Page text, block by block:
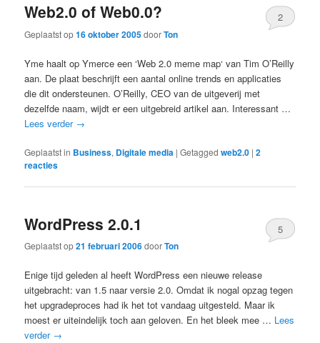
Web2.0 of Web0.0?
Geplaatst op16 oktober 2005doorTon
2
Yme haalt op Ymerce een ‘Web 2.0 meme map‘ van Tim O’Reilly
aan. De plaat beschrijft een aantal online trends en applicaties
die dit ondersteunen. O’Reilly, CEO van de uitgeverij met
dezelfde naam, wijdt er een uitgebreid artikel aan. Interessant …
Lees verder →
Geplaatst in Business, Digitale media |Getagged web2.0 |2
reacties
WordPress 2.0.1
Geplaatst op21 februari 2006doorTon
5
Enige tijd geleden al heeft WordPress een nieuwe release
uitgebracht: van 1.5 naar versie 2.0. Omdat ik nogal opzag tegen
het upgradeproces had ik het tot vandaag uitgesteld. Maar ik
moest er uiteindelijk toch aan geloven. En het bleek mee … Lees
verder →